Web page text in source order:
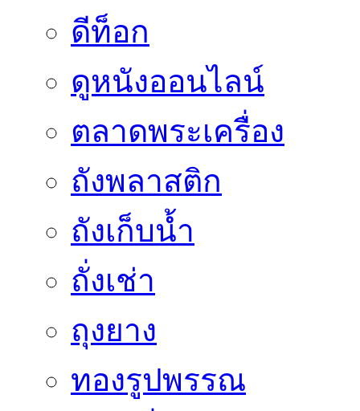
ดีท็อก
ดูหนังออนไลน์
ตลาดพระเครื่อง
ถังพลาสติก
ถังเก็บน้ำ
ถั่งเช่า
ถุงยาง
ทองรูปพรรณ